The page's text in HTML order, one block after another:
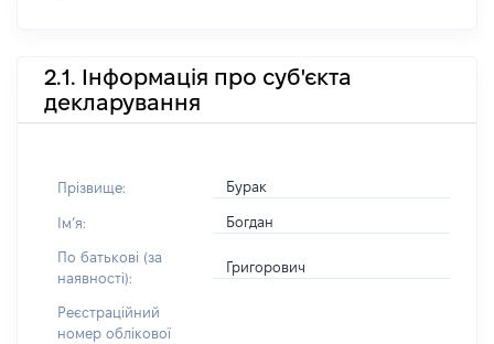
2.1. Інформація про суб'єкта
декларування
Прізвище: Бурак
Імʼя: Богдан
По батькові (за
наявності):
Григорович
Реєстраційний
номер облікової